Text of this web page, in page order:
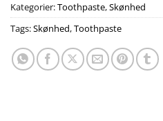
Kategorier:Toothpaste,Skønhed
Tags:Skønhed,Toothpaste